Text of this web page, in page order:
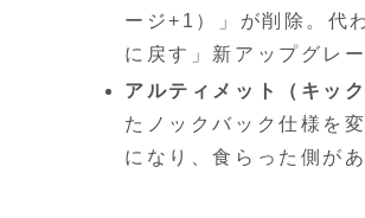
ージ+1）」が削除。代
に戻す」新アップグレ
アルティメット（キッ
たノックバック仕様を
になり、食らった側が